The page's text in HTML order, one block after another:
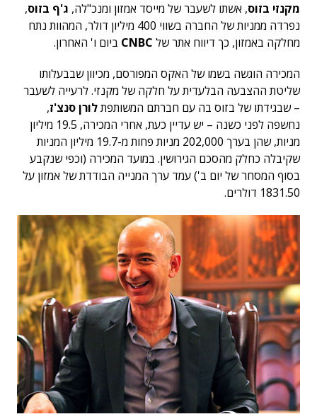
מקנזי בזוס, אשתו לשעבר של מייסד אמזון ומנכ"לה, ג'ף בזוס,
נפרדה ממניות של החברה בשווי 400 מיליון דולר, המהוות נתח
מחלקה באמזון, כך דיווח אתר של CNBC ביום ו' האחרון.
המכירה הוגשה בשמו של האקס המפורסם, מכיוון שבבעלותו
שליטת ההצבעה הבלעדית על חלקה של מקנזי. לרעייה לשעבר
– שבגידתו של בזוס בה עם חברתם המשותפתלורן סנצ'ז,
נחשפה לפני כשנה – יש עדיין כעת, אחרי המכירה, 19.5 מיליון
מניות, שהן בערך 202,000 מניות פחות מ-19.7 מיליון המניות
שקיבלה כחלק מהסכם הגירושין. במועד המכירה (וכפי שנקבע
בסוף המסחר של יום ב') עמד ערך המנייה הבודדת של אמזון על
1831.50 דולרים.